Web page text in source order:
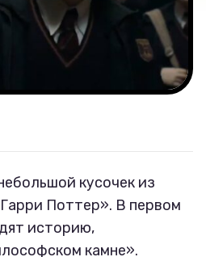
кусочек из
Поттер». В первом
историю,
камне».